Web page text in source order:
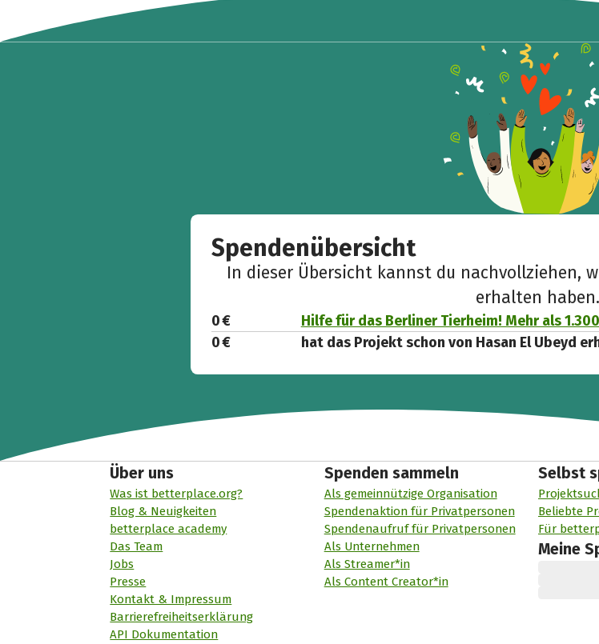
Spendenübersicht
In dieser Übersicht kannst du nachvollziehen,
erhalten haben.
0 €
Hilfe für das Berliner Tierheim! Mehr als
0 €
hat das Projekt schon von Hasan El Ubeyd
Teile die Spendenaktion
Hilf mit noch mehr Spenden zu
WhatsApp
Über uns
Was ist betterplace.org?
Blog & Neuigkeiten
betterplace academy
Das Team
Jobs
Presse
Kontakt & Impressum
Barrierefreiheitserklärung
API Dokumentation
Spenden sammeln
Als gemeinnützige Organisation
Spendenaktion für Privatpersonen
Spendenaufruf für Privatpersonen
Als Unternehmen
Als Streamer*in
Als Content Creator*in
Selbst
Beliebte
Für
Meine